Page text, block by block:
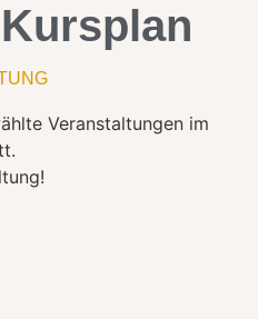
Veranstaltungen im